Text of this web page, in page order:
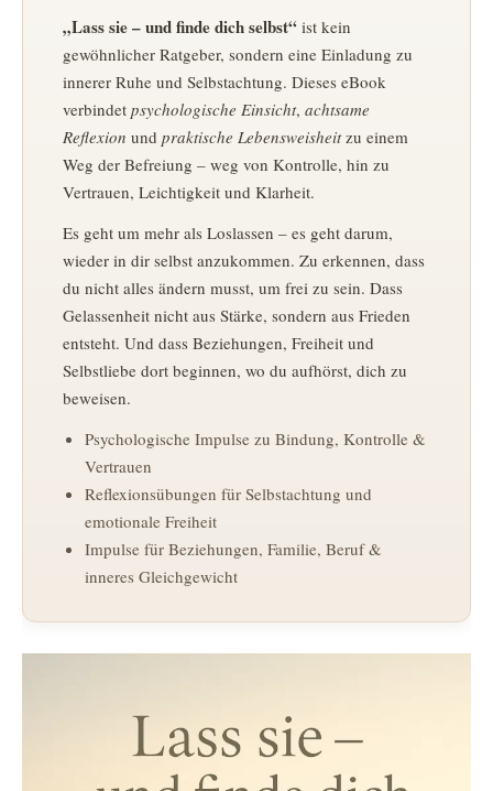
„Lass sie – und finde dich selbst“ ist kein
gewöhnlicher Ratgeber, sondern eine Einladung zu
innerer Ruhe und Selbstachtung. Dieses eBook
verbindet psychologische Einsicht, achtsame
Reflexion und praktische Lebensweisheitzu einem
Weg der Befreiung – weg von Kontrolle, hin zu
Vertrauen, Leichtigkeit und Klarheit.
Es geht um mehr als Loslassen – es geht darum,
wieder in dir selbst anzukommen. Zu erkennen, dass
du nicht alles ändern musst, um frei zu sein. Dass
Gelassenheit nicht aus Stärke, sondern aus Frieden
entsteht. Und dass Beziehungen, Freiheit und
Selbstliebe dort beginnen, wo du aufhörst, dich zu
beweisen.
Psychologische Impulse zu Bindung, Kontrolle &
Vertrauen
Reflexionsübungen für Selbstachtung und
emotionale Freiheit
Impulse für Beziehungen, Familie, Beruf &
inneres Gleichgewicht